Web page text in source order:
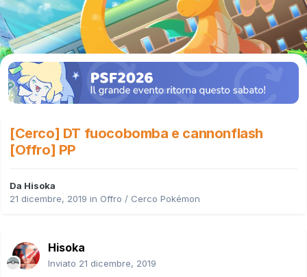
[Cerco] DT fuocobomba e cannonflash
[Offro] PP
Da Hisoka
21 dicembre, 2019 in Offro / Cerco Pokémon
Hisoka
Inviato 21 dicembre, 2019